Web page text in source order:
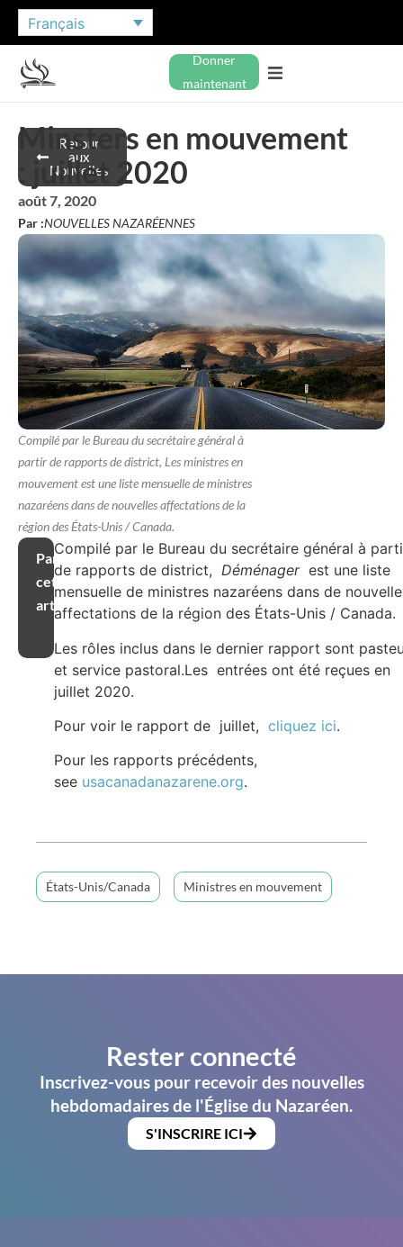
Français
Donner
maintenant
Retour
aux
Nouvelles
Minsters en mouvement
: juillet 2020
août 7, 2020
Par :NOUVELLES NAZARÉENNES
Compilé par le Bureau du secrétaire général à
partir de rapports de district, Les ministres en
mouvement est une liste mensuelle de ministres
nazaréens dans de nouvelles affectations de la
région des États-Unis / Canada.
Partager
cet
article
Compilé par le Bureau du secrétaire général à
de rapports de district, Déménagerest une liste
mensuelle de ministres nazaréens dans de
affectations de la région des États-Unis / Canada.
Les rôles inclus dans le dernier rapport sont
et service pastoral.Les entrées ont été reçues en
juillet 2020.
Pour voir le rapport de juillet, cliquez ici.
Pour les rapports précédents,
see usacanadanazarene.org.
États-Unis/Canada Ministres en mouvement
Rester connecté
Inscrivez-vous pour recevoir des nouvelles
hebdomadaires de l'Église du Nazaréen.
S'INSCRIRE ICI